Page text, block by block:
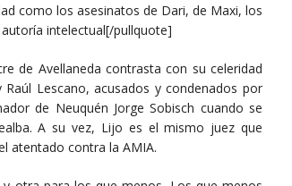
como los asesinatos de Dari, de Maxi, los
intelectual[/pullquote]
de Avellaneda contrasta con su celeridad
Lescano, acusados y condenados por
de Neuquén Jorge Sobisch cuando se
A su vez, Lijo es el mismo juez que
atentado contra la AMIA.